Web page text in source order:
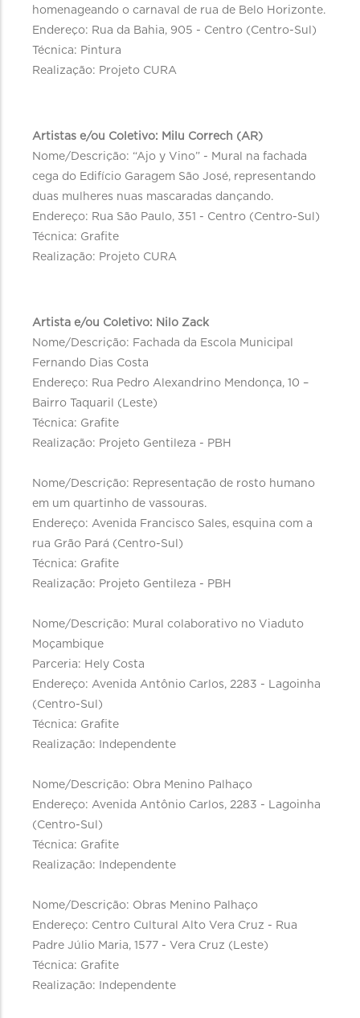
homenageando o carnaval de rua de Belo Horizonte.
Endereço: Rua da Bahia, 905 - Centro (Centro-Sul)
Técnica: Pintura
Realização: Projeto CURA
Artistas e/ou Coletivo: Milu Correch (AR)
Nome/Descrição: “Ajo y Vino” - Mural na fachada
cega do Edifício Garagem São José, representando
duas mulheres nuas mascaradas dançando.
Endereço: Rua São Paulo, 351 - Centro (Centro-Sul)
Técnica: Grafite
Realização: Projeto CURA
Artista e/ou Coletivo: Nilo Zack
Nome/Descrição: Fachada da Escola Municipal
Fernando Dias Costa
Endereço: Rua Pedro Alexandrino Mendonça, 10 –
Bairro Taquaril (Leste)
Técnica: Grafite
Realização: Projeto Gentileza - PBH
Nome/Descrição: Representação de rosto humano
em um quartinho de vassouras.
Endereço: Avenida Francisco Sales, esquina com a
rua Grão Pará (Centro-Sul)
Técnica: Grafite
Realização: Projeto Gentileza - PBH
Nome/Descrição: Mural colaborativo no Viaduto
Moçambique
Parceria: Hely Costa
Endereço: Avenida Antônio Carlos, 2283 - Lagoinha
(Centro-Sul)
Técnica: Grafite
Realização: Independente
Nome/Descrição: Obra Menino Palhaço
Endereço: Avenida Antônio Carlos, 2283 - Lagoinha
(Centro-Sul)
Técnica: Grafite
Realização: Independente
Nome/Descrição: Obras Menino Palhaço
Endereço: Centro Cultural Alto Vera Cruz - Rua
Padre Júlio Maria, 1577 - Vera Cruz (Leste)
Técnica: Grafite
Realização: Independente